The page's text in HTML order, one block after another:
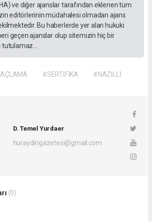
ve diğer ajanslar tarafından eklenen tüm
editörlerinin müdahalesi olmadan ajans
Bu haberlerde yer alan hukuki
geçen ajanslar olup sitemizin hiç bir
#SERTİFİKA #NAZİLLİ
D. Temel Yurdaer
huraydingazetesi@gmail.com
(0)